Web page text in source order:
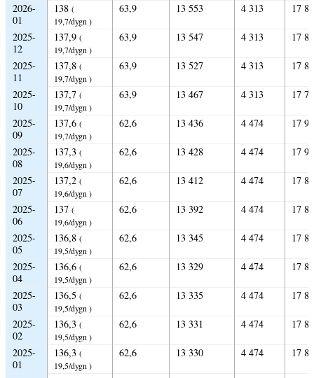
2026-
01
138 (
19,7/dygn )
63,9 13 553 4 313 17
2025-
12
137,9 (
19,7/dygn )
63,9 13 547 4 313 17
2025-
11
137,8 (
19,7/dygn )
63,9 13 527 4 313 17
2025-
10
137,7 (
19,7/dygn )
63,9 13 467 4 313 17
2025-
09
137,6 (
19,7/dygn )
62,6 13 436 4 474 17
2025-
08
137,3 (
19,6/dygn )
62,6 13 428 4 474 17
2025-
07
137,2 (
19,6/dygn )
62,6 13 412 4 474 17
2025-
06
137 (
19,6/dygn )
62,6 13 392 4 474 17
2025-
05
136,8 (
19,5/dygn )
62,6 13 345 4 474 17
2025-
04
136,6 (
19,5/dygn )
62,6 13 329 4 474 17
2025-
03
136,5 (
19,5/dygn )
62,6 13 335 4 474 17
2025-
02
136,3 (
19,5/dygn )
62,6 13 331 4 474 17
2025-
01
136,3 (
19,5/dygn )
62,6 13 330 4 474 17